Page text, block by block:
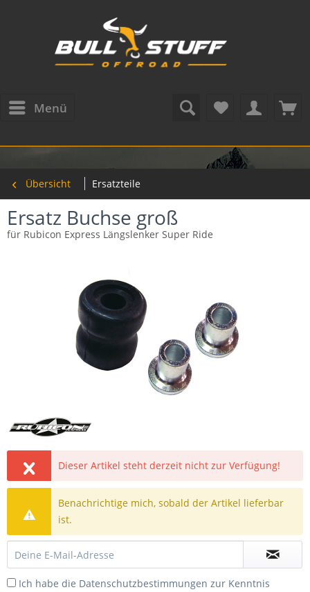
Menü
Übersicht Ersatzteile
Ersatz Buchse groß
für Rubicon Express Längslenker Super Ride
Dieser Artikel steht derzeit nicht zur Verfügung!
Benachrichtige mich, sobald der Artikel lieferbar
ist.
Ich habe die Datenschutzbestimmungen zur Kenntnis